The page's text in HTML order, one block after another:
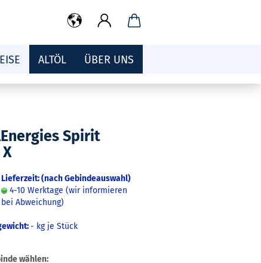
ALTÖL ÜBER UNS
Spirit
Lieferzeit: (nach Gebindeauswahl)
4-10 Werktage (wir informieren
bei Abweichung)
- kg je Stück
wählen: